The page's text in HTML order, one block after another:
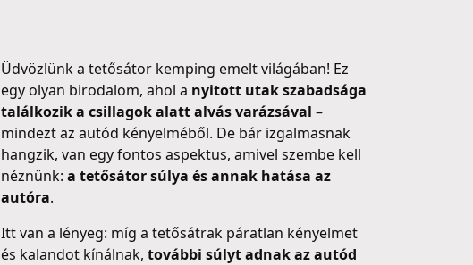
Üdvözlünk a tetősátor kemping emelt világában! Ez
egy olyan birodalom, ahol a nyitott utak szabadsága
találkozik a csillagok alatt alvás varázsával –
mindezt az autód kényelméből. De bár izgalmasnak
hangzik, van egy fontos aspektus, amivel szembe kell
néznünk: a tetősátor súlya és annak hatása az
autóra.
Itt van a lényeg: míg a tetősátrak páratlan kényelmet
és kalandot kínálnak, további súlyt adnak az autód